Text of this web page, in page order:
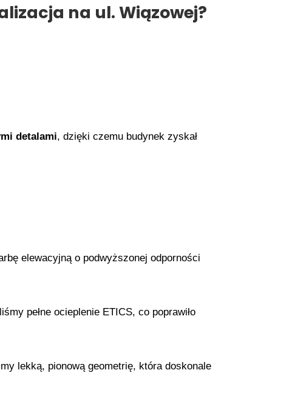
na ul. Wiązowej?
detalami, dzięki czemu budynek zyskał
elewacyjną o podwyższonej odporności
pełne ocieplenie ETICS, co poprawiło
lekką, pionową geometrię, która doskonale